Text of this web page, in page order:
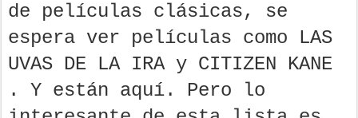
de películas clásicas, se
espera ver películas como LAS
UVAS DE LA IRA y CITIZEN KANE
. Y están aquí. Pero lo